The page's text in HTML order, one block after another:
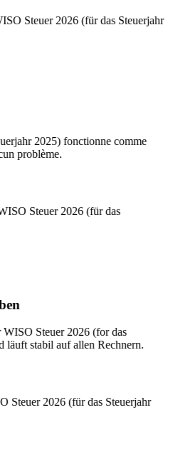
Steuer 2026 (für das Steuerjahr
2025) fonctionne comme
problème.
Steuer 2026 (für das
Steuer 2026 (for das
stabil auf allen Rechnern.
Steuer 2026 (für das Steuerjahr